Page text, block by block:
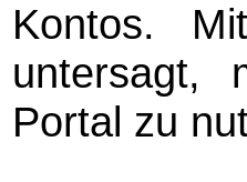
Kontos.
untersagt,
Portal zu